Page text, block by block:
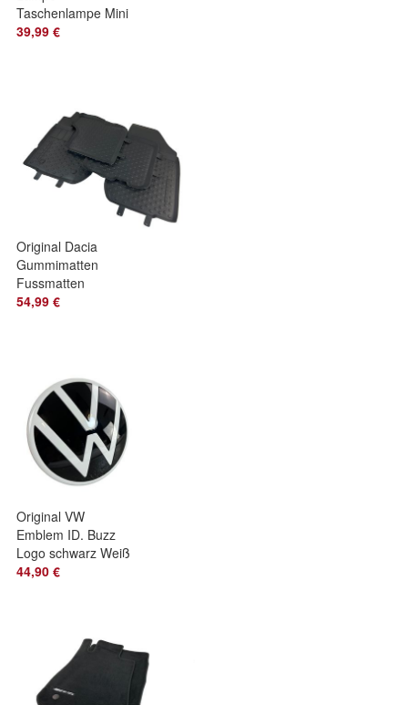
Taschenlampe Mini
Zigarettenanzünder
39,99 €
Original Dacia
Gummimatten
Fussmatten
schwarz Sandero 2
54,99 €
Original VW
Emblem ID. Buzz
Logo schwarz Weiß
Heckklappe hinten
44,90 €